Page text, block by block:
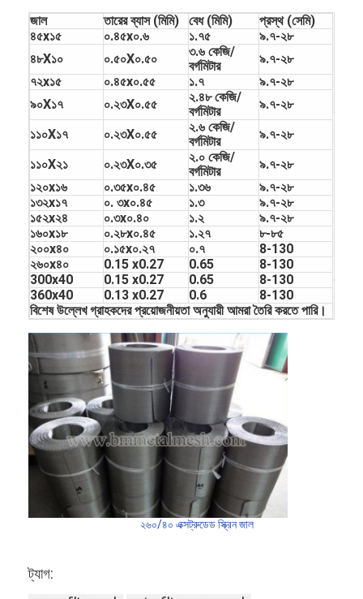
আমাদের সম্পর্কে
জাল
তারের ব্যাস (মিমি) বেধ (মিমি)
প্রস্থ (সেমি)
৪৫x১৫
০.৪৫x০.৬ ১.৭৫
৯.৭-২৮
৪৮X১০
০.৫০X০.৫০
৩.৬ কেজি/
বর্গমিটার
৯.৭-২৮
৭২x১৫
০.৪৫x০.৫৫ ১.৭
৯.৭-২৮
৯০X১৭
০.২৩X০.৫৫
২.৪৮ কেজি/
বর্গমিটার
৯.৭-২৮
১১০X১৭
০.২৩X০.৫৫
২.৬ কেজি/
বর্গমিটার
৯.৭-২৮
১১০X২১
০.২৩X০.৩৫
২.০ কেজি/
বর্গমিটার
৯.৭-২৮
১২০x১৬
০.৩৫x০.৪৫ ১.৩৬
৯.৭-২৮
১৩২x১৭
০. ৩x০.৪৫ ১.৩
৯.৭-২৮
১৫২x২৪
০.৩x০.৪০ ১.২
৯.৭-২৮
১৬০x১৮
০.২৮x০.৪৫ ১.২৭
৮-৮৫
২০০x৪০
০.১৫x০.২৭ ০.৭
8-130
২৬০x৪০
0.15 x0.27 0.65
8-130
300x40
0.15 x0.27 0.65
8-130
360x40
0.13 x0.27 0.6
8-130
বিশেষ উল্লেখ গ্রাহকদের প্রয়োজনীয়তা অনুযায়ী আমরা তৈরি করতে পারি।
২৬০/৪০ এক্সট্রুডেড স্ক্রিন জাল
ট্যাগ: